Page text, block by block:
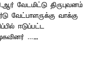
வேடமிட்டு திருபுவனம்
வேட்பாளருக்கு வாக்கு
ஈடுப்பட்ட
…...